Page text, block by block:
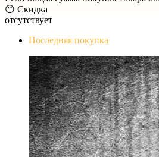
😶 Скидка
отсутствует
Последняя покупка